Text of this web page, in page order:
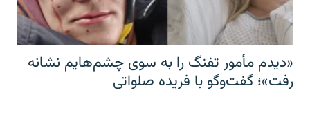
«دیدم مأمور تفنگ را به سوی چشم‌هایم نشانه
رفت»؛ گفت‌و‌گو با فریده صلواتی